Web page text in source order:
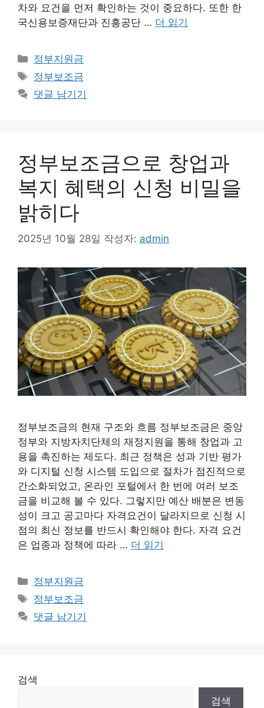
차와 요건을 먼저 확인하는 것이 중요하다. 또한 한
국신용보증재단과 진흥공단 … 더 읽기
카
테
리
정부지원금
태
그
정부보조금
댓글 남기기
정부보조금으로 창업과
복지 혜택의 신청 비밀을
밝히다
2025년 10월 28일 작성자: admin
정부보조금의 현재 구조와 흐름 정부보조금은 중앙
정부와 지방자치단체의 재정지원을 통해 창업과 고
용을 촉진하는 제도다. 최근 정책은 성과 기반 평가
와 디지털 신청 시스템 도입으로 절차가 점진적으로
간소화되었고, 온라인 포털에서 한 번에 여러 보조
금을 비교해 볼 수 있다. 그렇지만 예산 배분은 변동
성이 크고 공고마다 자격요건이 달라지므로 신청 시
점의 최신 정보를 반드시 확인해야 한다. 자격 요건
은 업종과 정책에 따라 … 더 읽기
카
테
고
리
정부지원금
태
그
정부보조금
댓글 남기기
검색
검색